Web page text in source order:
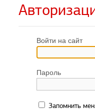
Войти на сайт
Пароль
Запомнить